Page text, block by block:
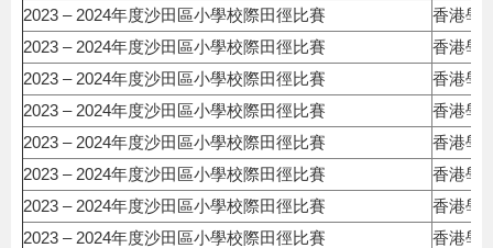
2023 – 2024年度沙田區小學校際田徑比賽
香港學
2023 – 2024年度沙田區小學校際田徑比賽
香港學
2023 – 2024年度沙田區小學校際田徑比賽
香港學
2023 – 2024年度沙田區小學校際田徑比賽
香港學
2023 – 2024年度沙田區小學校際田徑比賽
香港學
2023 – 2024年度沙田區小學校際田徑比賽
香港學
2023 – 2024年度沙田區小學校際田徑比賽
香港學
2023 – 2024年度沙田區小學校際田徑比賽
香港學